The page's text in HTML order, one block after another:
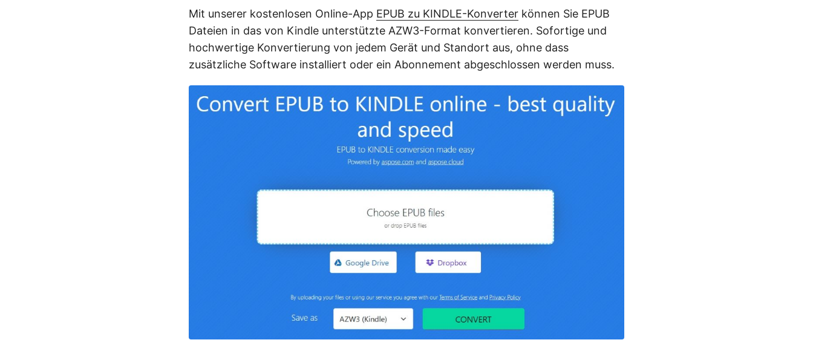
Mit unserer kostenlosen Online-App EPUB zu KINDLE-Konverter können Sie EPUB
Dateien in das von Kindle unterstützte AZW3-Format konvertieren. Sofortige und
hochwertige Konvertierung von jedem Gerät und Standort aus, ohne dass
zusätzliche Software installiert oder ein Abonnement abgeschlossen werden muss.